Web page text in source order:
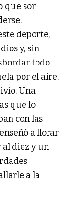
que son
deporte,
y, sin
todo.
por el aire.
Una
que lo
con las
a llorar
al diez y un
a la